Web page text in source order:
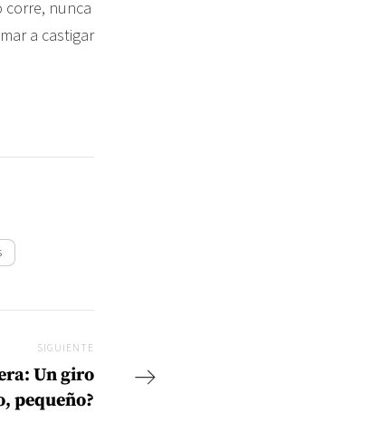
corre, nunca
a castigar
SIGUIENTE
Un giro
pequeño?